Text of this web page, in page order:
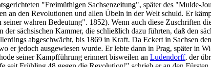
"Freimüthigen Sachsenzeitung", später des "Mulde-
an den Revolutionen und allen Übeln in der Welt schuld. Er
wahren Bedeutung". 1852). Wenn auch diese Zuschriften
der sächsischen Kammer, die schließlich dazu führten, daß den
abgeschwächt, bis 1869 in Kraft. Da Eckert in Sachsen
er jedoch ausgewiesen wurde. Er lebte dann in Prag, später in
seiner Kampfführung erinnert bisweilen an Ludendorff, der